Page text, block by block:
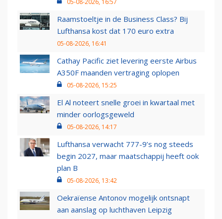
Raamstoeltje in de Business Class? Bij
Lufthansa kost dat 170 euro extra
05-08-2026, 16:41
Cathay Pacific ziet levering eerste Airbus
A350F maanden vertraging oplopen
05-08-2026, 15:25
El Al noteert snelle groei in kwartaal met
minder oorlogsgeweld
05-08-2026, 14:17
Lufthansa verwacht 777-9’s nog steeds
begin 2027, maar maatschappij heeft ook
plan B
05-08-2026, 13:42
Oekraïense Antonov mogelijk ontsnapt
aan aanslag op luchthaven Leipzig